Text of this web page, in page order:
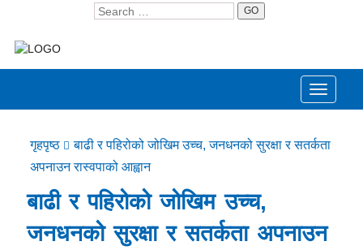
GO
Toggle
गृहपृष्ठ
बाढी र पहिरोको जोखिम उच्च, जनधनको सुरक्षा र सतर्कता
अपनाउन रास्वपाको आह्वान
बाढी र पहिरोको जोखिम उच्च,
जनधनको सुरक्षा र सतर्कता अपनाउन